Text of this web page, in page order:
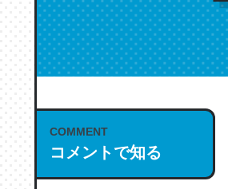
COMMENT
コメントで知る
これは名文。彼はとてもクレ
もお勧め。自分はこの流れ好